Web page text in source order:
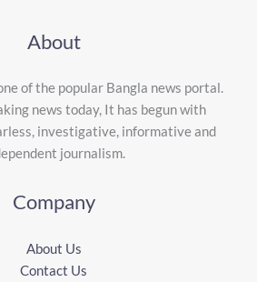
About
of the popular Bangla news portal.
news today, It has begun with
investigative, informative and
journalism.
Company
About Us
Contact Us